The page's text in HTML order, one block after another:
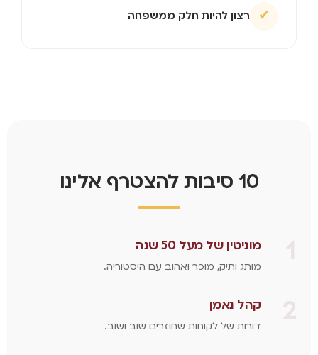
✔ רצון להיות חלק ממשפחה
10 סיבות להצטרף אלינו
מוניטין של מעל 50 שנה
מותג ותיק, מוכר ואהוב עם היסטוריה.
קהל נאמן
דורות של לקוחות שחוזרים שוב ושוב.